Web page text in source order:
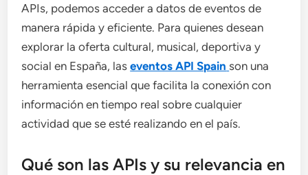
APIs, podemos acceder a datos de eventos de
manera rápida y eficiente. Para quienes desean
explorar la oferta cultural, musical, deportiva y
social en España, laseventos API Spain son una
herramienta esencial que facilita la conexión con
información en tiempo real sobre cualquier
actividad que se esté realizando en el país.
Qué son las APIs y su relevancia en